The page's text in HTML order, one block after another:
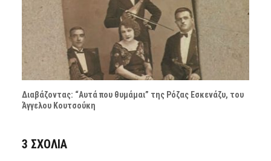
Διαβάζοντας: “Αυτά που θυμάμαι” της Ρόζας Εσκενάζυ, του
Άγγελου Κουτσούκη
3 ΣΧΌΛΙΑ